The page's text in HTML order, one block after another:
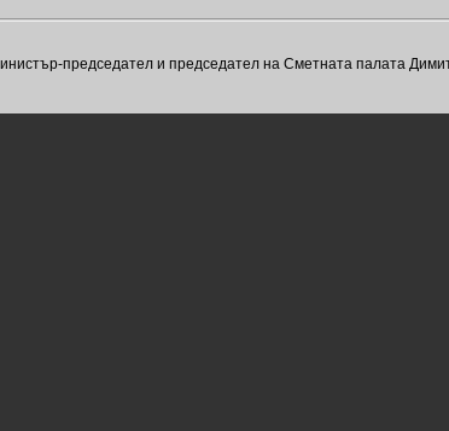
председател и председател на Сметната палата